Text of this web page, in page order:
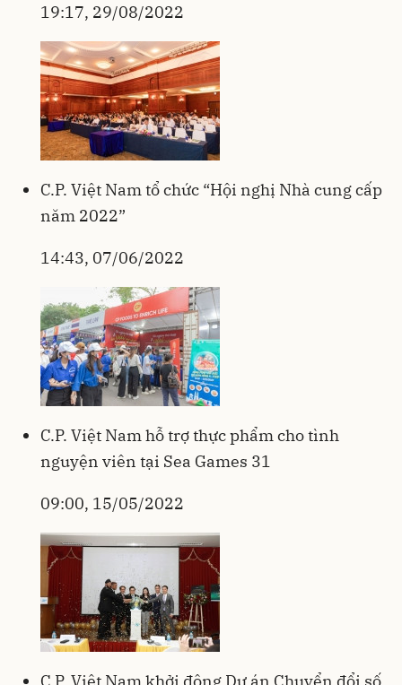
19:17, 29/08/2022
C.P. Việt Nam tổ chức “Hội nghị Nhà cung cấp
năm 2022”
14:43, 07/06/2022
C.P. Việt Nam hỗ trợ thực phẩm cho tình
nguyện viên tại Sea Games 31
09:00, 15/05/2022
C.P. Việt Nam khởi động Dự án Chuyển đổi số